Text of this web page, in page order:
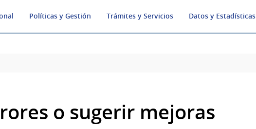
Políticas y Gestión Trámites y Servicios Datos y Estadísticas
o sugerir mejoras